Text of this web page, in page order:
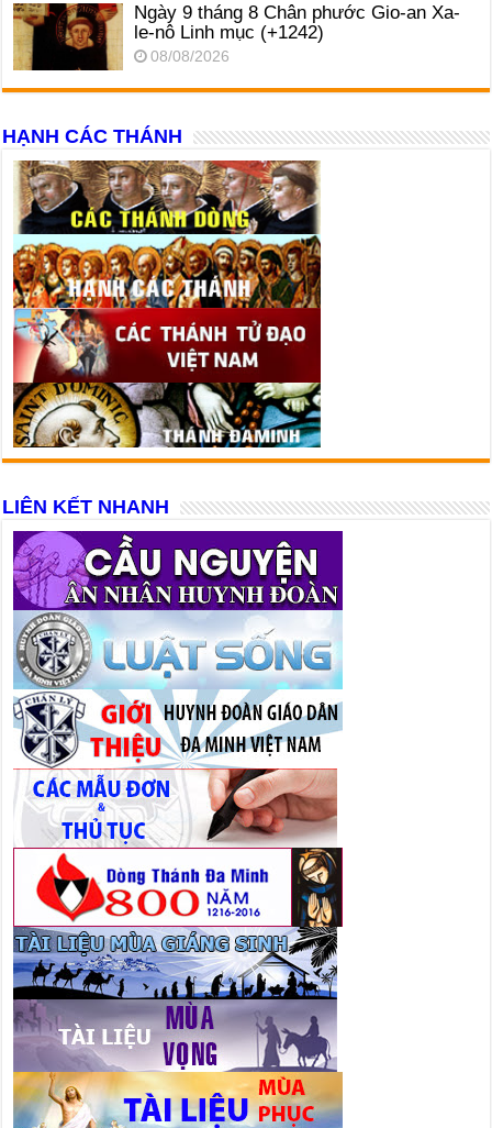
Ngày 9 tháng 8 Chân phước Gio-an Xa-
le-nô Linh mục (+1242)
08/08/2026
HẠNH CÁC THÁNH
LIÊN KẾT NHANH